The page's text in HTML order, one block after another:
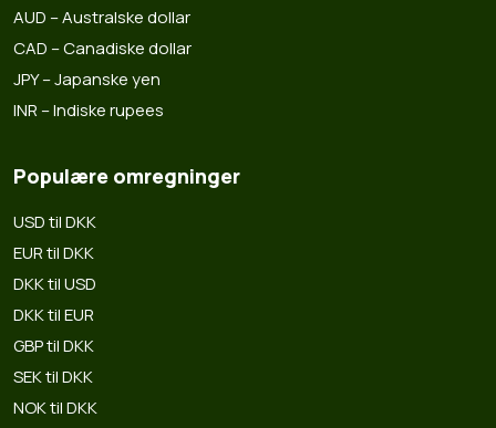
AUD – Australske dollar
CAD – Canadiske dollar
JPY – Japanske yen
INR – Indiske rupees
Populære omregninger
USD til DKK
EUR til DKK
DKK til USD
DKK til EUR
GBP til DKK
SEK til DKK
NOK til DKK